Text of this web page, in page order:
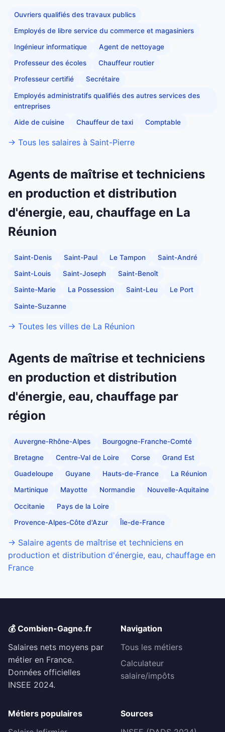
Ouvriers qualifiés des travaux publics
Employés de libre service du commerce et magasiniers
Ingénieur informatique Agent de nettoyage
Professeur des écoles Chauffeur routier
Professeur certifié Secrétaire
Employés administratifs qualifiés des autres services des
entreprises
Aide de cuisine Chauffeur de taxi Comptable
→ Tous les salaires à Saint-Pierre
Agents de maîtrise et techniciens
en production et distribution
d'énergie, eau, chauffage en La
Réunion
Saint-Denis Saint-Paul Le Tampon Saint-André
Saint-Louis Saint-Joseph Saint-Benoît
Sainte-Marie La Possession Saint-Leu Le Port
Sainte-Suzanne
→ Toutes les villes de La Réunion
Agents de maîtrise et techniciens
en production et distribution
d'énergie, eau, chauffage par
région
Auvergne-Rhône-Alpes Bourgogne-Franche-Comté
Bretagne Centre-Val de Loire Corse Grand Est
Guadeloupe Guyane Hauts-de-France La Réunion
Martinique Mayotte Normandie Nouvelle-Aquitaine
Occitanie Pays de la Loire
Provence-Alpes-Côte d'Azur Île-de-France
→ Salaire agents de maîtrise et techniciens en
production et distribution d'énergie, eau, chauffage en
France
💰 Combien-Gagne.fr
Salaires nets moyens par
métier en France.
Données officielles
INSEE 2024.
Navigation
Tous les métiers
Calculateur
salaire/impôts
Métiers populaires
Sources